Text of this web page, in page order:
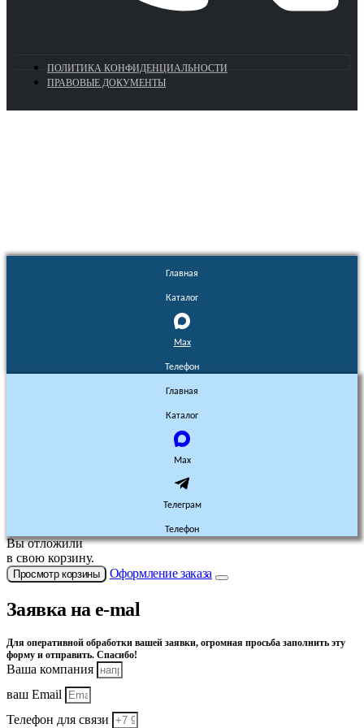
ПОЛИТИКА КОНФИДЕНЦИАЛЬНОСТИ
ПРАВОВЫЕ ДОКУМЕНТЫ
Главная
Каталог
Max
Телефон
Главная
Каталог
Max
Телеграм
Телефон
Вы отложили
в свою корзину.
Просмотр корзины Оформление заказа
Заявка на e-mal
Для оперативной обработки вашей заявки, огромная просьба заполнить эту
форму и отправить. Спасибо!
Ваша компания
ваш Email
Телефон для связи